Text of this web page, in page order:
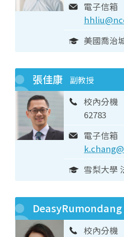
電子信箱
美國喬治
張佳康 副教授
校內分機
62783
電子信箱
雪梨大學
校內分機